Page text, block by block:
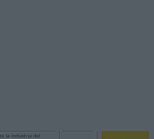
la industria del